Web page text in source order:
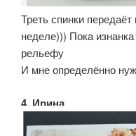
Треть спинки
неделе))) Пока
рельефу
И мне определённо
4. Ирина